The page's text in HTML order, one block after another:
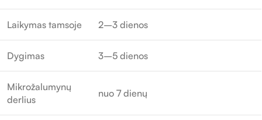
Laikymas tamsoje 2–3 dienos
Dygimas 3–5 dienos
Mikrožalumynų
derlius
nuo 7 dienų